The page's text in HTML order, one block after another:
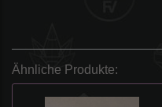
Ähnliche Produkte: